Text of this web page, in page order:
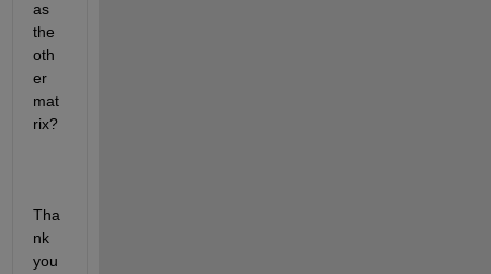
as
the
oth
er
mat
rix?
Tha
nk
you